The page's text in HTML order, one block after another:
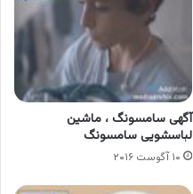
آگهی سامسونگ ، ماشین
لباسشویی سامسونگ
۱۰ آگوست ۲۰۱۶